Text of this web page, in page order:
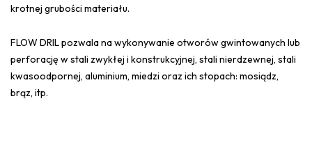
krotnej grubości materiału.
FLOW DRIL pozwala na wykonywanie otworów gwintowanych lub
perforację w stali zwykłej i konstrukcyjnej, stali nierdzewnej, stali
kwasoodpornej, aluminium, miedzi oraz ich stopach: mosiądz,
brąz, itp.